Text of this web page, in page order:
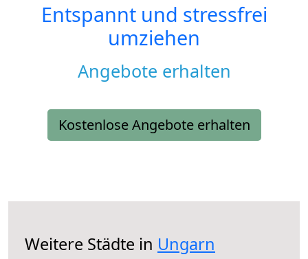
Entspannt und stressfrei
umziehen
Angebote erhalten
Kostenlose Angebote erhalten
Weitere Städte in Ungarn